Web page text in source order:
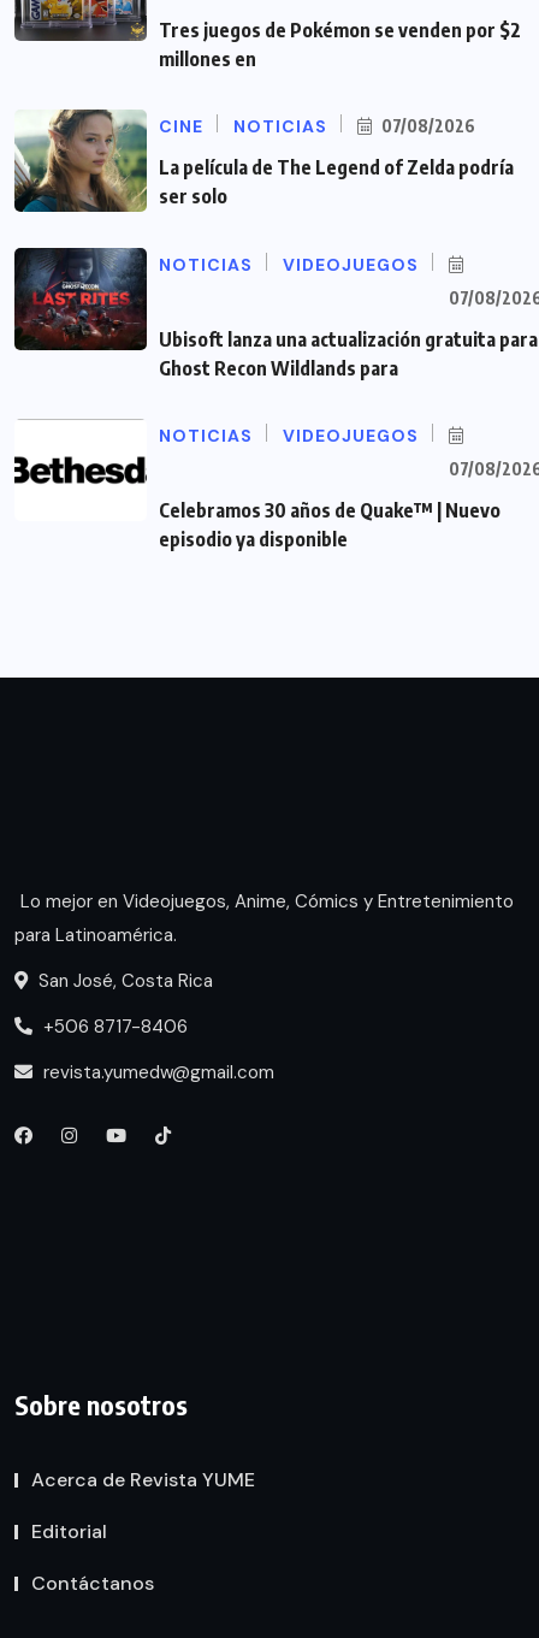
Tres juegos de Pokémon se venden por $2
millones en
CINE NOTICIAS 07/08/2026
La película de The Legend of Zelda podría
ser solo
NOTICIAS VIDEOJUEGOS
07/08/
Ubisoft lanza una actualización gratuita para
Ghost Recon Wildlands para
NOTICIAS VIDEOJUEGOS
07/08/
Celebramos 30 años de Quake™ | Nuevo
episodio ya disponible
Lo mejor en Videojuegos, Anime, Cómics y Entretenimiento
para Latinoamérica.
San José, Costa Rica
+506 8717-8406
revista.yumedw@gmail.com
Sobre nosotros
Acerca de Revista YUME
Editorial
Contáctanos